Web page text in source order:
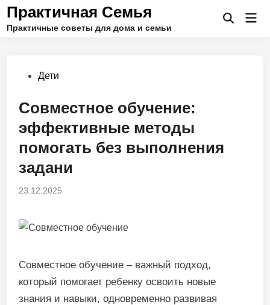
Перейти
содержимому
Практичная Семья
Практичные советы для дома и семьи
Открыть
Опубликовано
Дети
Совместное обучение:
эффективные методы
помогать без выполнения
задани
23.12.2025
Совместное обучение – важный подход,
который помогает ребенку освоить новые
знания и навыки, одновременно развивая